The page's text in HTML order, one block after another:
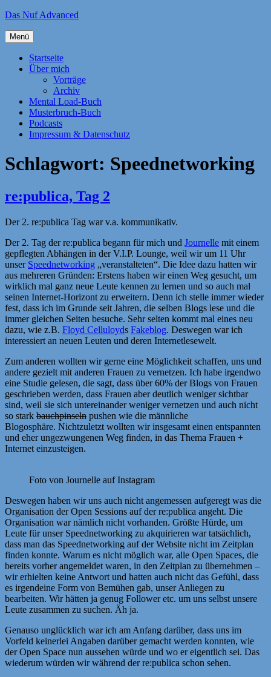
Zum
springen
Das Nuf Advanced
Menü
Startseite
Über mich
Vorträge
Archiv
Mental Load-Buch
Musterbruch-Buch
Podcasts
Impressum & Datenschutz
Schlagwort: Speednetworking
re:publica, Tag 2
Der 2. re:publica Tag war v.a. kommunikativ.
Der 2. Tag der re:publica begann für mich und Journelle mit einem
gepflegten Abhängen in der V.I.P. Lounge, weil wir um 11 Uhr
unser Speednetworking „veranstalteten“. Die Idee dazu hatten wir
aus mehreren Gründen: Erstens haben wir einen Weg gesucht, um
wirklich mal ganz neue Leute kennen zu lernen und so auch mal
seinen Internet-Horizont zu erweitern. Denn ich stelle immer wieder
fest, dass ich im Grunde seit Jahren, die selben Blogs lese und die
immer gleichen Seiten besuche. Sehr selten kommt mal eines neu
dazu, wie z.B. Floyd Celluloyds Fakeblog. Deswegen war ich
interessiert an neuen Leuten und deren Internetlesewelt.
Zum anderen wollten wir gerne eine Möglichkeit schaffen, uns und
andere gezielt mit anderen Frauen zu vernetzen. Ich habe irgendwo
eine Studie gelesen, die sagt, dass über 60% der Blogs von Frauen
geschrieben werden, dass Frauen aber deutlich weniger sichtbar
sind, weil sie sich untereinander weniger vernetzen und auch nicht
so stark bauchpinseln pushen wie die männliche
Blogosphäre. Nichtzuletzt wollten wir insgesamt einen entspannten
und eher ungezwungenen Weg finden, in das Thema Frauen +
Internet einzusteigen.
Foto von Journelle auf Instagram
Deswegen haben wir uns auch nicht angemessen aufgeregt was die
Organisation der Open Sessions auf der re:publica angeht. Die
Organisation war nämlich nicht vorhanden. Größte Hürde, um
Leute für unser Speednetworking zu akquirieren war tatsächlich,
dass man das Speednetworking auf der Website nicht im Zeitplan
finden konnte. Warum es nicht möglich war, alle Open Spaces, die
bereits vorher angemeldet waren, in den Zeitplan zu übernehmen –
wir erhielten keine Antwort und hatten auch nicht das Gefühl, dass
es irgendeine Form von Bemühen gab, unser Anliegen zu
bearbeiten. Wir hätten ja genug Follower etc. um uns selbst unsere
Leute zusammen zu suchen. Äh ja.
Genauso unglücklich war ich am Anfang darüber, dass uns im
Vorfeld keinerlei Angaben darüber gemacht werden konnten, wie
der Open Space nun aussehen würde und wo er eigentlich sei. Das
wiederum würden wir während der re:publica schon sehen.